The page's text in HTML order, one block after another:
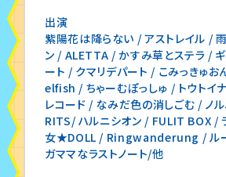
出演
紫陽花は降らない / アストレイル / 雨
ン / ALETTA / かすみ草とステラ /
ート / クマリデパート / こみっきゅお
elfish / ちゃーむぽっしゅ / トウトイ
レコード / なみだ色の消しごむ / ノ
RITS/ ハルニシオン / FULIT BOX /
女★DOLL / Ringwanderung / ルー
ガママなラストノート/他